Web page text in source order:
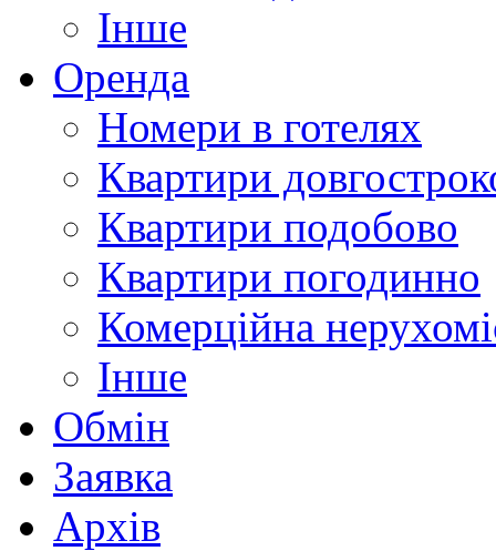
Інше
Оренда
Номери в готелях
Квартири
Квартири подобово
Квартири погодинно
Комерційна
Інше
Обмін
Заявка
Архів